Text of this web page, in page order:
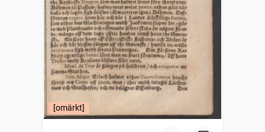
[omärkt]